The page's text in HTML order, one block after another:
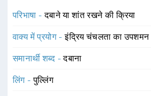
परिभाषा -दबाने या शांत रखने की क्रिया
वाक्य में प्रयोग -इंद्रिय चंचलता का
समानार्थी शब्द -दबाना
लिंग -पुल्लिंग